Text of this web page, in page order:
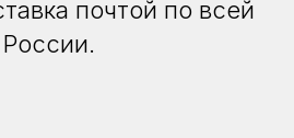
почтой по всей
России.